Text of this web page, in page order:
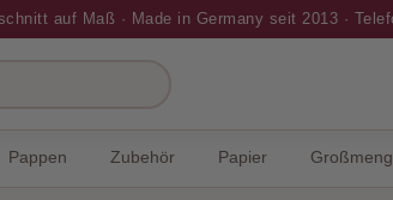
auf Maß · Made in Germany seit 2013 ·
Pappen Zubehör Papier